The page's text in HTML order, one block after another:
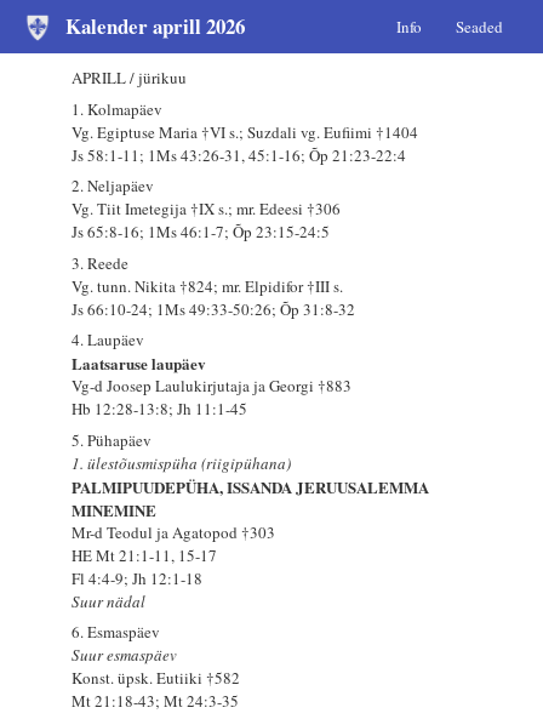
Kalender aprill 2026 Info Seaded
APRILL / jürikuu
1. Kolmapäev
Vg. Egiptuse Maria †VI s.; Suzdali vg. Eufiimi †1404
Js 58:1-11; 1Ms 43:26-31, 45:1-16; Õp 21:23-22:4
2. Neljapäev
Vg. Tiit Imetegija †IX s.; mr. Edeesi †306
Js 65:8-16; 1Ms 46:1-7; Õp 23:15-24:5
3. Reede
Vg. tunn. Nikita †824; mr. Elpidifor †III s.
Js 66:10-24; 1Ms 49:33-50:26; Õp 31:8-32
4. Laupäev
Laatsaruse laupäev
Vg-d Joosep Laulukirjutaja ja Georgi †883
Hb 12:28-13:8; Jh 11:1-45
5. Pühapäev
1. ülestõusmispüha (riigipühana)
PALMIPUUDEPÜHA, ISSANDA JERUUSALEMMA
MINEMINE
Mr-d Teodul ja Agatopod †303
HE Mt 21:1-11, 15-17
Fl 4:4-9; Jh 12:1-18
Suur nädal
6. Esmaspäev
Suur esmaspäev
Konst. üpsk. Eutiiki †582
Mt 21:18-43; Mt 24:3-35